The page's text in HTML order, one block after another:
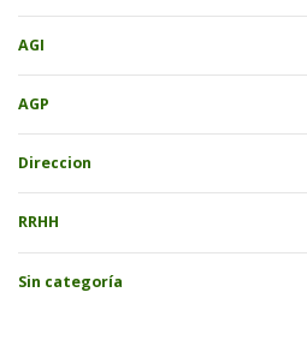
AGI
AGP
Direccion
RRHH
Sin categoría